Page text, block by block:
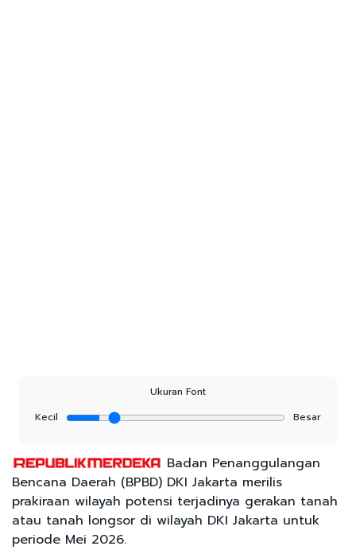
Ukuran Font
Kecil
Besar
Badan Penanggulangan
Bencana Daerah (BPBD) DKI Jakarta merilis
prakiraan wilayah potensi terjadinya gerakan tanah
atau tanah longsor di wilayah DKI Jakarta untuk
periode Mei 2026.